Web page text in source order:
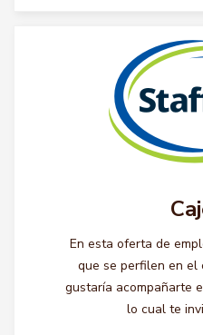
En esta oferta de
que se perfilen en el
gustaría acompañarte
lo cual te